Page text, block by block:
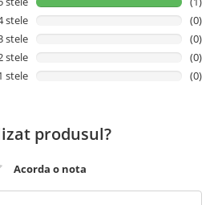
Acid, Magnesium Sulfate, Sodium
Sodium Hydroxide, Naringenin,
Benzoate
6 luni de la prima deschidere a produsului.
stele
(0)
stele
(0)
stele
(0)
stele
(0)
produsul?
Acorda o nota